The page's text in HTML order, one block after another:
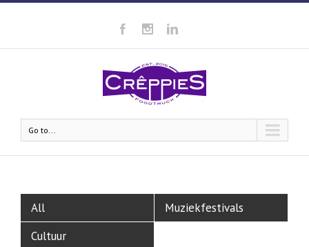
Go to...
All
Muziekfestivals
Cultuur
04:00
05:00